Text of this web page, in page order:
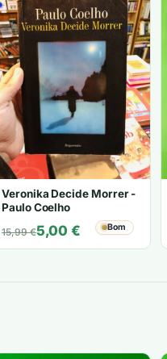
Veronika Decide Morrer -
Paulo Coelho
15,99€
O
preço
5,00 €
O
preço
Bom